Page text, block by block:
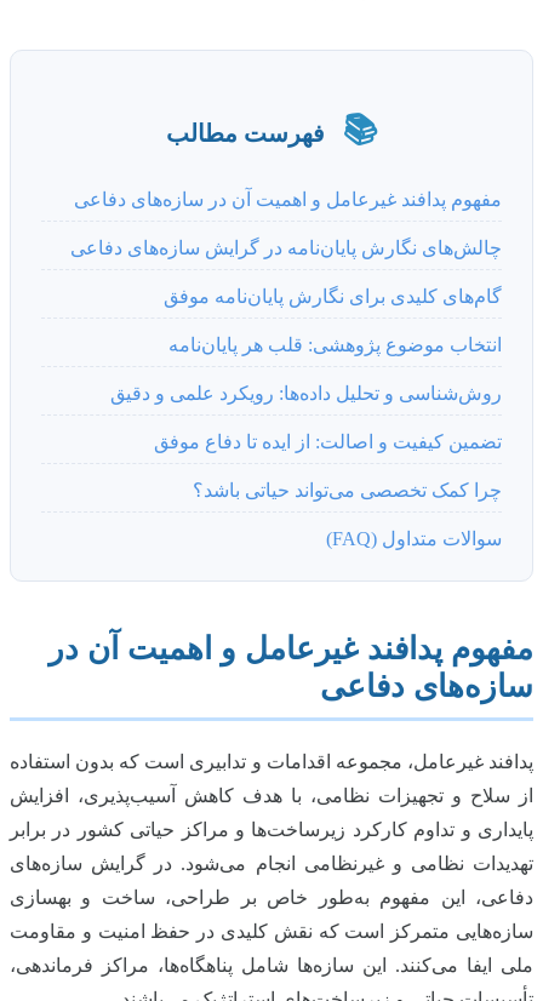
📚 فهرست مطالب
مفهوم پدافند غیرعامل و اهمیت آن در سازه‌های دفاعی
چالش‌های نگارش پایان‌نامه در گرایش سازه‌های دفاعی
گام‌های کلیدی برای نگارش پایان‌نامه موفق
انتخاب موضوع پژوهشی: قلب هر پایان‌نامه
روش‌شناسی و تحلیل داده‌ها: رویکرد علمی و دقیق
تضمین کیفیت و اصالت: از ایده تا دفاع موفق
چرا کمک تخصصی می‌تواند حیاتی باشد؟
سوالات متداول (FAQ)
مفهوم پدافند غیرعامل و اهمیت آن در
سازه‌های دفاعی
پدافند غیرعامل، مجموعه اقدامات و تدابیری است که بدون استفاده
از سلاح و تجهیزات نظامی، با هدف کاهش آسیب‌پذیری، افزایش
پایداری و تداوم کارکرد زیرساخت‌ها و مراکز حیاتی کشور در برابر
تهدیدات نظامی و غیرنظامی انجام می‌شود. در گرایش سازه‌های
دفاعی، این مفهوم به‌طور خاص بر طراحی، ساخت و بهسازی
سازه‌هایی متمرکز است که نقش کلیدی در حفظ امنیت و مقاومت
ملی ایفا می‌کنند. این سازه‌ها شامل پناهگاه‌ها، مراکز فرماندهی،